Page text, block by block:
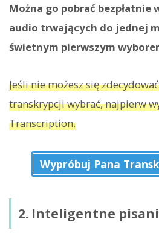
Można go pobrać bezpłatnie
audio trwających do jednej
świetnym pierwszym
Jeśli nie możesz się
transkrypcji wybrać, najpierw
Transcription.
Wypróbuj Pana
2. Inteligentne